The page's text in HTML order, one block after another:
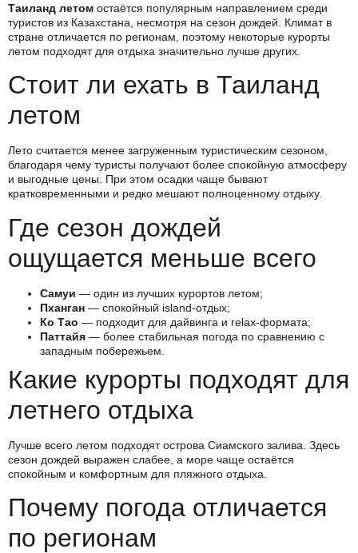
Таиланд летом остаётся популярным направлением среди
туристов из Казахстана, несмотря на сезон дождей. Климат в
стране отличается по регионам, поэтому некоторые курорты
летом подходят для отдыха значительно лучше других.
Стоит ли ехать в Таиланд
летом
Лето считается менее загруженным туристическим сезоном,
благодаря чему туристы получают более спокойную атмосферу
и выгодные цены. При этом осадки чаще бывают
кратковременными и редко мешают полноценному отдыху.
Где сезон дождей
ощущается меньше всего
Самуи — один из лучших курортов летом;
Пханган — спокойный island-отдых;
Ко Тао — подходит для дайвинга и relax-формата;
Паттайя — более стабильная погода по сравнению с
западным побережьем.
Какие курорты подходят для
летнего отдыха
Лучше всего летом подходят острова Сиамского залива. Здесь
сезон дождей выражен слабее, а море чаще остаётся
спокойным и комфортным для пляжного отдыха.
Почему погода отличается
по регионам